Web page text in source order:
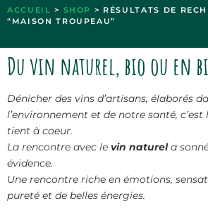
ACCUEIL > SHOP > RÉSULTATS DE
“MAISON TROUPEAU”
Du vin naturel, bio ou en
Dénicher des vins d’artisans, élaborés
l’environnement et de notre santé,
tient à coeur.
La rencontre avec le vin naturela
évidence.
Une rencontre riche en émotions,
pureté et de belles énergies.